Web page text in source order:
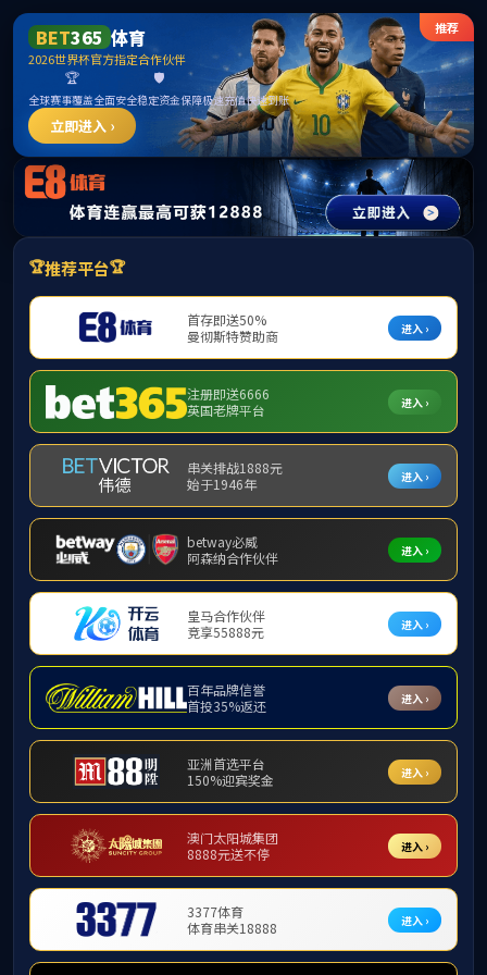
3044永利集团(中国)有限公
司
当前位置：首页 banner
审核性评估
责编：审核：mathsadmin发布时间：2025-03-17浏览次数：